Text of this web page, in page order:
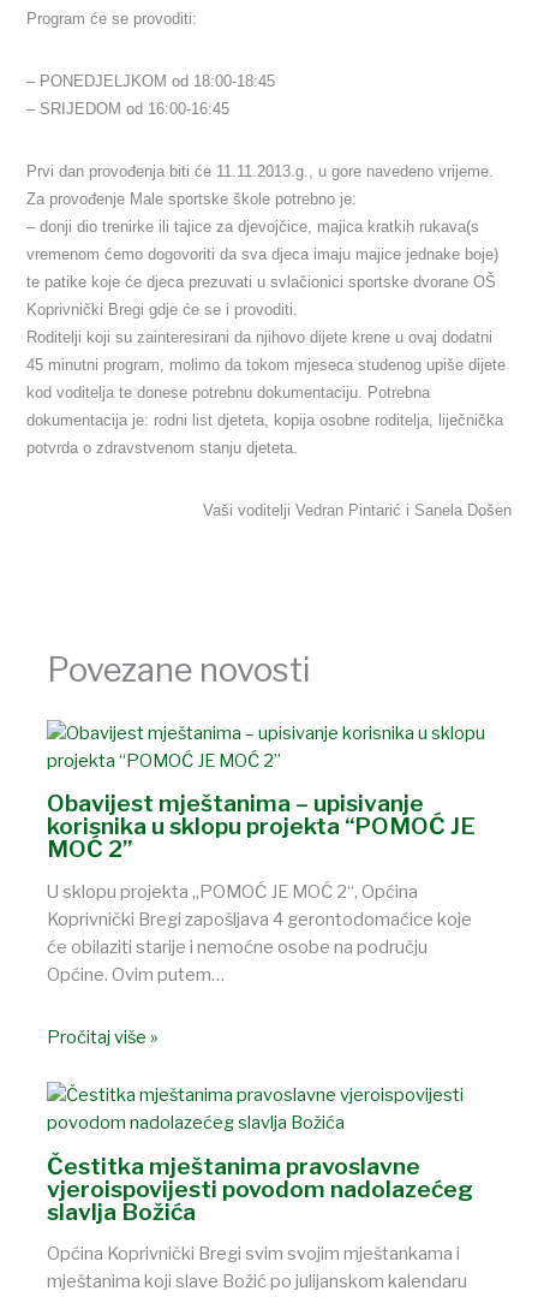
Program će se provoditi:
– PONEDJELJKOM od 18:00-18:45
– SRIJEDOM od 16:00-16:45
Prvi dan provođenja biti će 11.11.2013.g., u gore navedeno vrijeme.
Za provođenje Male sportske škole potrebno je:
– donji dio trenirke ili tajice za djevojčice, majica kratkih rukava(s
vremenom ćemo dogovoriti da sva djeca imaju majice jednake boje)
te patike koje će djeca prezuvati u svlačionici sportske dvorane OŠ
Koprivnički Bregi gdje će se i provoditi.
Roditelji koji su zainteresirani da njihovo dijete krene u ovaj dodatni
45 minutni program, molimo da tokom mjeseca studenog upiše dijete
kod voditelja te donese potrebnu dokumentaciju. Potrebna
dokumentacija je: rodni list djeteta, kopija osobne roditelja, liječnička
potvrda o zdravstvenom stanju djeteta.
Vaši voditelji Vedran Pintarić i Sanela Došen
Povezane novosti
Obavijest mještanima – upisivanje
korisnika u sklopu projekta “POMOĆ JE
MOĆ 2”
U sklopu projekta „POMOĆ JE MOĆ 2“, Općina
Koprivnički Bregi zapošljava 4 gerontodomaćice koje
će obilaziti starije i nemoćne osobe na području
Općine. Ovim putem…
Pročitaj više »
Čestitka mještanima pravoslavne
vjeroispovijesti povodom nadolazećeg
slavlja Božića
Općina Koprivnički Bregi svim svojim mještankama i
mještanima koji slave Božić po julijanskom kalendaru